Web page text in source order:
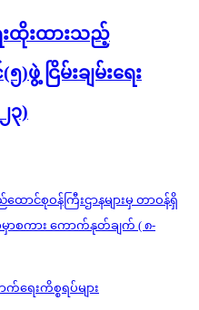
ေးထိုးထားသည့်
ငြိမ်းချမ်းရေး
၃)
ေးကိစ္စရပ်များ